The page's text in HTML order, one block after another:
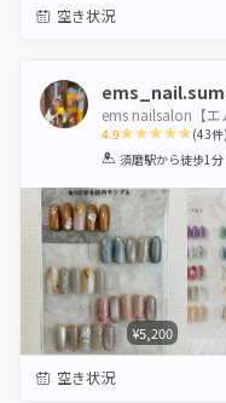
空き状況
ems nailsalon【エ
4.9
1 2 3 4 5
(43件)
須磨駅から徒歩1分
¥5,200
空き状況